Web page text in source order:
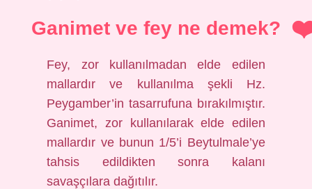
Ganimet ve fey ne demek?
Fey, zor kullanılmadan elde edilen
mallardır ve kullanılma şekli Hz.
Peygamber’in tasarrufuna bırakılmıştır.
Ganimet, zor kullanılarak elde edilen
mallardır ve bunun 1/5’i Beytulmale’ye
tahsis edildikten sonra kalanı
savaşçılara dağıtılır.